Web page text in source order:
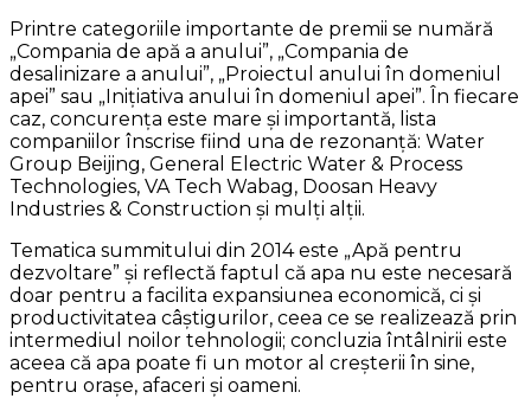
Printre categoriile importante de premii se numără
„Compania de apă a anului”, „Compania de
desalinizare a anului”, „Proiectul anului în domeniul
apei” sau „Iniţiativa anului în domeniul apei”. În fiecare
caz, concurenţa este mare şi importantă, lista
companiilor înscrise fiind una de rezonanţă: Water
Group Beijing, General Electric Water & Process
Technologies, VA Tech Wabag, Doosan Heavy
Industries & Construction şi mulţi alţii.
Tematica summitului din 2014 este „Apă pentru
dezvoltare” şi reflectă faptul că apa nu este necesară
doar pentru a facilita expansiunea economică, ci şi
productivitatea câştigurilor, ceea ce se realizează prin
intermediul noilor tehnologii; concluzia întâlnirii este
aceea că apa poate fi un motor al creşterii în sine,
pentru oraşe, afaceri şi oameni.